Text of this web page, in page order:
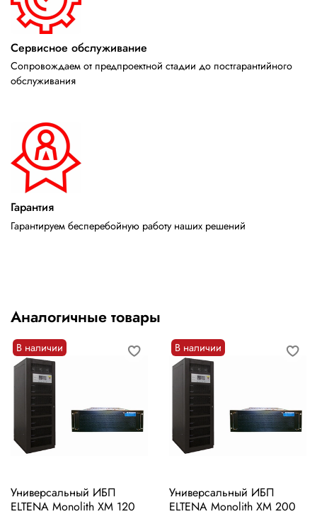
Сервисное обслуживание
Сопровождаем от предпроектной стадии до постгарантийного
обслуживания
Гарантия
Гарантируем бесперебойную работу наших решений
Аналогичные товары
В наличии
Универсальный ИБП
ELTENA Monolith XM 120
В наличии
Универсальный ИБП
ELTENA Monolith XM 200